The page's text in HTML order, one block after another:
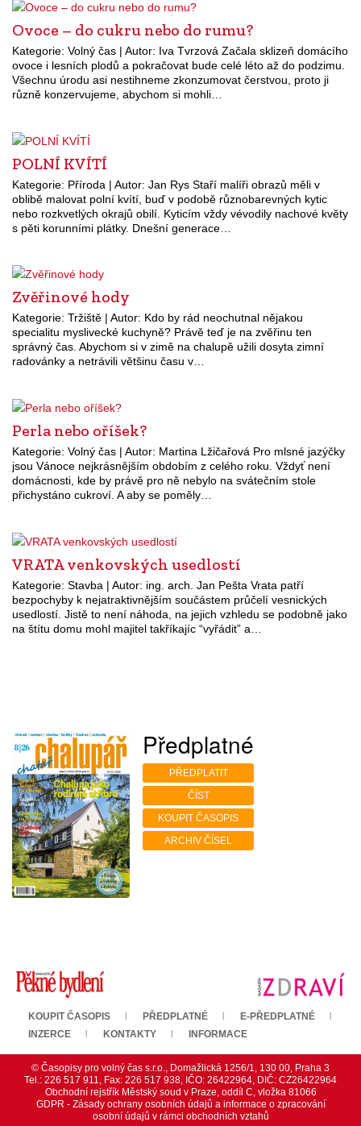
Ovoce – do cukru nebo do rumu?
Kategorie: Volný čas | Autor: Iva Tvrzová Začala sklizeň domácího
ovoce i lesních plodů a pokračovat bude celé léto až do podzimu.
Všechnu úrodu asi nestihneme zkonzumovat čerstvou, proto ji
různě konzervujeme, abychom si mohli…
POLNÍ KVÍTÍ
Kategorie: Příroda | Autor: Jan Rys Staří malíři obrazů měli v
oblibě malovat polní kvítí, buď v podobě různobarevných kytic
nebo rozkvetlých okrajů obilí. Kyticím vždy vévodily nachové květy
s pěti korunními plátky. Dnešní generace…
Zvěřinové hody
Kategorie: Tržiště | Autor: Kdo by rád neochutnal nějakou
specialitu myslivecké kuchyně? Právě teď je na zvěřinu ten
správný čas. Abychom si v zimě na chalupě užili dosyta zimní
radovánky a netrávili většinu času v…
Perla nebo oříšek?
Kategorie: Volný čas | Autor: Martina Lžičařová Pro mlsné jazýčky
jsou Vánoce nejkrásnějším obdobím z celého roku. Vždyť není
domácnosti, kde by právě pro ně nebylo na svátečním stole
přichystáno cukroví. A aby se poměly…
VRATA venkovských usedlostí
Kategorie: Stavba | Autor: ing. arch. Jan Pešta Vrata patří
bezpochyby k nejatraktivnějším součástem průčelí vesnických
usedlostí. Jistě to není náhoda, na jejich vzhledu se podobně jako
na štítu domu mohl majitel takříkajíc “vyřádit” a…
Předplatné
PŘEDPLATIT
ČÍST
KOUPIT ČASOPIS
ARCHIV ČÍSEL
KOUPIT ČASOPIS PŘEDPLATNÉ
E-PŘEDPLATNÉ
INZERCE
KONTAKTY INFORMACE
© Časopisy pro volný čas s.r.o., Domažlická 1256/1, 130 00, Praha 3
Tel.: 226 517 911, Fax: 226 517 938, IČO: 26422964, DIČ: CZ26422964
Obchodní rejstřík Městský soud v Praze, oddíl C, vložka 81066
GDPR - Zásady ochrany osobních údajů a informace o zpracování
osobní údajů v rámci obchodních vztahů